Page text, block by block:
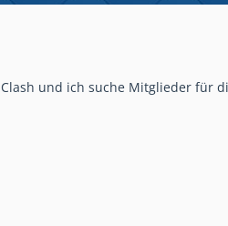
und ich suche Mitglieder für